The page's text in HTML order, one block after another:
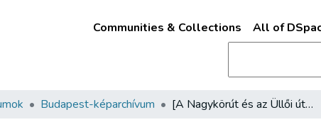
Communities & Collections All of
Budapest-képarchívum [A Nagykörút és az Üllői út kereszteződése, a József körút felé nézve]